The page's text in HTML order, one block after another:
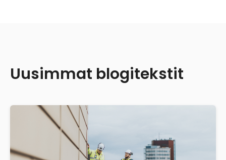
Uusimmat blogitekstit